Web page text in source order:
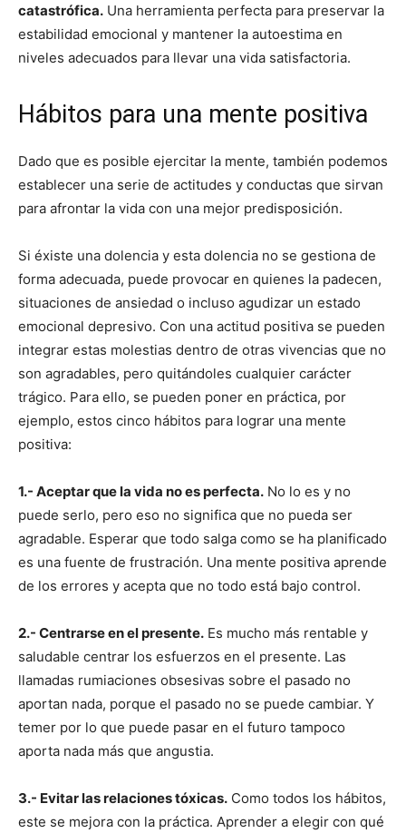
catastrófica. Una herramienta perfecta para preservar la
estabilidad emocional y mantener la autoestima en
niveles adecuados para llevar una vida satisfactoria.
Hábitos para una mente positiva
Dado que es posible ejercitar la mente, también podemos
establecer una serie de actitudes y conductas que sirvan
para afrontar la vida con una mejor predisposición.
Si éxiste una dolencia y esta dolencia no se gestiona de
forma adecuada, puede provocar en quienes la padecen,
situaciones de ansiedad o incluso agudizar un estado
emocional depresivo. Con una actitud positiva se pueden
integrar estas molestias dentro de otras vivencias que no
son agradables, pero quitándoles cualquier carácter
trágico. Para ello, se pueden poner en práctica, por
ejemplo, estos cinco hábitos para lograr una mente
positiva:
1.- Aceptar que la vida no es perfecta. No lo es y no
puede serlo, pero eso no significa que no pueda ser
agradable. Esperar que todo salga como se ha planificado
es una fuente de frustración. Una mente positiva aprende
de los errores y acepta que no todo está bajo control.
2.- Centrarse en el presente. Es mucho más rentable y
saludable centrar los esfuerzos en el presente. Las
llamadas rumiaciones obsesivas sobre el pasado no
aportan nada, porque el pasado no se puede cambiar. Y
temer por lo que puede pasar en el futuro tampoco
aporta nada más que angustia.
3.- Evitar las relaciones tóxicas. Como todos los hábitos,
este se mejora con la práctica. Aprender a elegir con qué